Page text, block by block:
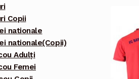
Copii
nationale
nationale(Copii)
Adulți
Femei